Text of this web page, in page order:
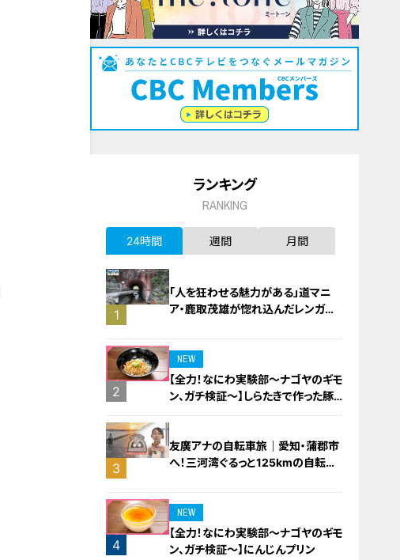
ランキング
RANKING
24時間 週間 月間
1
「人を狂わせる魅力がある」道マニ
ア・鹿取茂雄が惚れ込んだレンガの
2
NEW
【全力！なにわ実験部～ナゴヤのギモ
ン、ガチ検証～】しらたきで作った豚
バラミンチの油そば
3
友廣アナの自転車旅｜愛知・蒲郡市
へ！三河湾ぐるっと125kmの自転車
4
NEW
【全力！なにわ実験部～ナゴヤのギモ
ン、ガチ検証～】にんじんプリン